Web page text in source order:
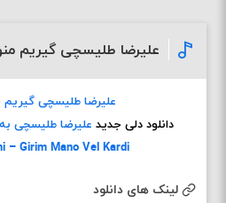
علیرضا طلیسچی گیریم
علیرضا طلیسچی گیریم
دانلود دلی جدید علیرضا طلیسچی
– Girim Mano Vel Kardi
لینک های دانلود